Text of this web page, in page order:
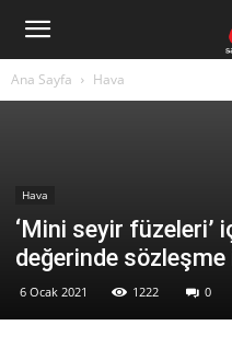
Ana Sayfa Hava
Hava
‘Mini seyir
değerinde sözleşme
6 Ocak 2021 1222 0